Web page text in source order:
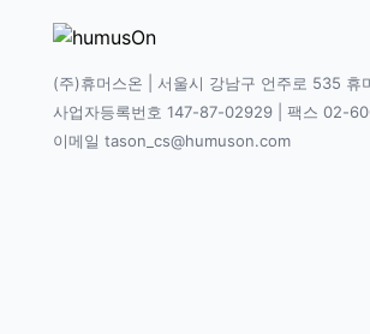
(주)휴머스온 | 서울시 강남구 언주로 535 휴
사업자등록번호 147-87-02929 | 팩스 02-
이메일 tason_cs@humuson.com